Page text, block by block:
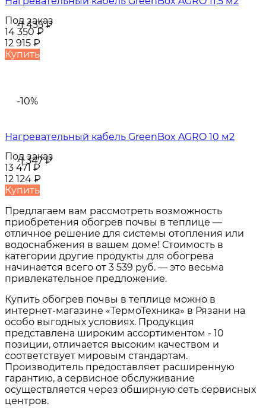
-1 435₽
Под заказ
14 350₽
12 915 ₽
Купить
-10%
-1 347₽
Нагревательный кабель GreenBox AGRO 10 м2
Под заказ
13 471 ₽
12 124 ₽
Купить
Предлагаем вам рассмотреть возможность
приобретения обогрев почвы в теплице —
отличное решение для системы отопления или
водоснабжения в вашем доме! Стоимость в
категории другие продукты для обогрева
начинается всего от 3 539 руб. — это весьма
привлекательное предложение.
Купить обогрев почвы в теплице можно в
интернет-магазине «ТермоТехника» в Рязани на
особо выгодных условиях. Продукция
представлена широким ассортиментом - 10
позиции, отличается высоким качеством и
соответствует мировым стандартам.
Производитель предоставляет расширенную
гарантию, а сервисное обслуживание
осуществляется через обширную сеть сервисных
центров.